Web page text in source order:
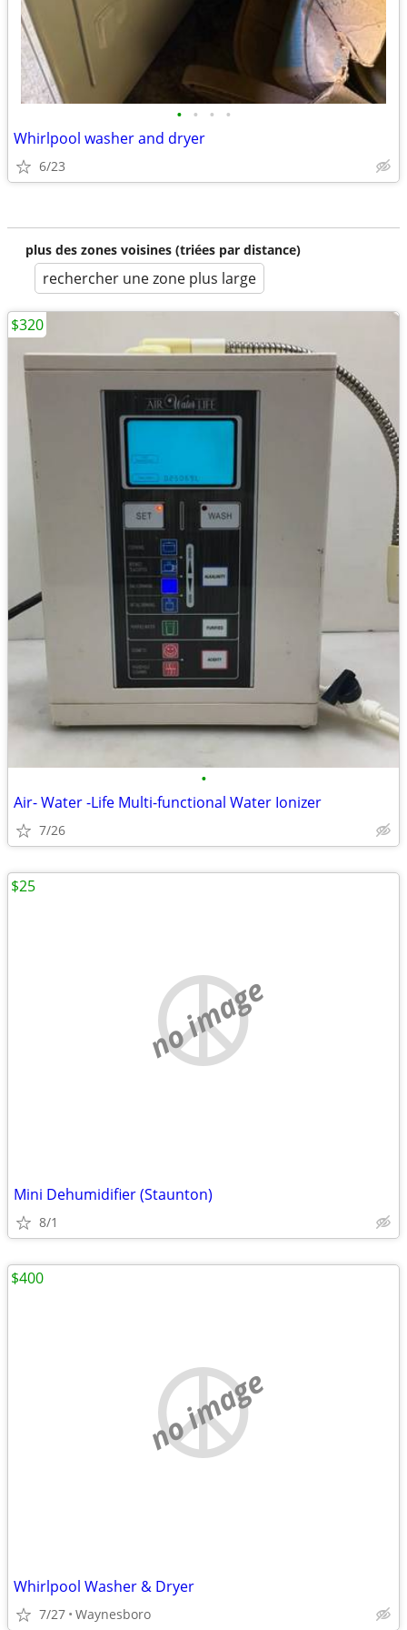
• • • •
Whirlpool washer and dryer
6/23
plus des zones voisines (triées par distance)
rechercher une zone plus large
•
Air- Water -Life Multi-functional Water Ionizer
7/26
$320
no image
Mini Dehumidifier (Staunton)
8/1
$25
no image
Whirlpool Washer & Dryer
7/27 Waynesboro
$400